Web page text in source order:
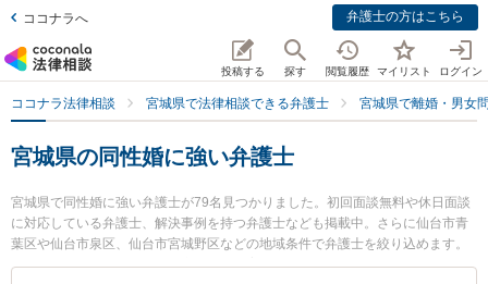
ココナラへ 弁護士の方はこちら
投稿する 探す 閲覧履歴 マイリスト ログイン
ココナラ法律相談 宮城県で法律相談できる弁護士 宮城県で離婚・男女
宮城県の同性婚に強い弁護士
宮城県で同性婚に強い弁護士が79名見つかりました。初回面談無料や休日面談
に対応している弁護士、解決事例を持つ弁護士なども掲載中。さらに仙台市青
葉区や仙台市泉区、仙台市宮城野区などの地域条件で弁護士を絞り込めます。
離婚・男女問題に関係する財産分与や養育費、親権等の細かな分野での絞り込